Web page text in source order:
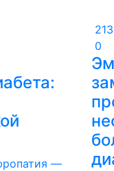
—
0